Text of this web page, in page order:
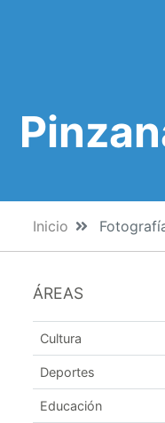
Inicio
ÁREAS
Cultura
Deportes
Educación